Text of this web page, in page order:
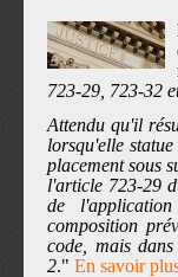
723-29, 723-32
Attendu qu'il
lorsqu'elle
placement sous
l'article 723-29
de
composition
code, mais
2." En savoir